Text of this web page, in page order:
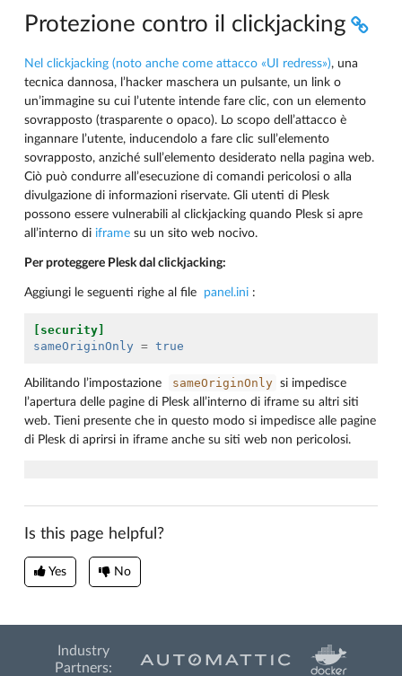
Protezione contro il clickjacking
Nel clickjacking (noto anche come attacco «UI redress»), una
tecnica dannosa, l’hacker maschera un pulsante, un link o
un’immagine su cui l’utente intende fare clic, con un elemento
sovrapposto (trasparente o opaco). Lo scopo dell’attacco è
ingannare l’utente, inducendolo a fare clic sull’elemento
sovrapposto, anziché sull’elemento desiderato nella pagina web.
Ciò può condurre all’esecuzione di comandi pericolosi o alla
divulgazione di informazioni riservate. Gli utenti di Plesk
possono essere vulnerabili al clickjacking quando Plesk si apre
all’interno di iframe su un sito web nocivo.
Per proteggere Plesk dal clickjacking:
Aggiungi le seguenti righe al file panel.ini :
[security]
sameOriginOnly = true
Abilitando l’impostazione sameOriginOnly si impedisce
l’apertura delle pagine di Plesk all’interno di iframe su altri siti
web. Tieni presente che in questo modo si impedisce alle pagine
di Plesk di aprirsi in iframe anche su siti web non pericolosi.
Is this page helpful?
Yes No
Industry
Partners: